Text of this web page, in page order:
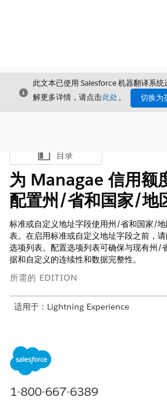
关闭
此文本已使用 Salesforce 机器翻译系统
解更多详情，请点击此处。 切换为
显示目录
目录
为 Managae 信用额
配置州/省和国家/地
标准或自定义地址字段使用州/省和国家/
表。在启用标准或自定义地址字段之前，
选项列表。配置选项列表可确保与现有州/
据和自定义的连续性和数据完整性。
所需的 EDITION
适用于：Lightning Experience
配置管理信用额度选项列表：
1-800-667-6389